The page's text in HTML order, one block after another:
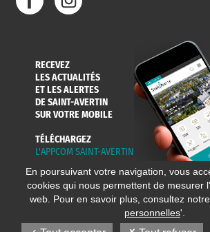
RECEVEZ
LES ACTUALITÉS
ET LES ALERTES
DE SAINT-AVERTIN
SUR VOTRE MOBILE
TÉLÉCHARGEZ
L'APPCOM SAINT-AVERTIN
En poursuivant votre navigation, vous
cookies qui nous permettent de mesurer
web. Pour en savoir plus, consultez
personnelles'.